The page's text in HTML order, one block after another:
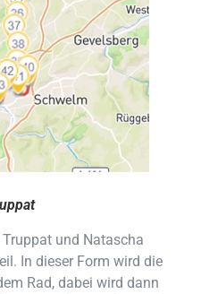
und Natascha
In dieser Form wird die
Rad, dabei wird dann